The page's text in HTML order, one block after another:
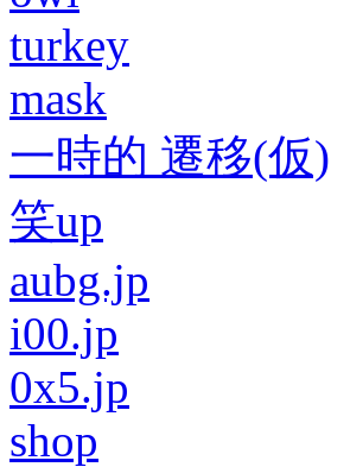
turkey
mask
一時的 遷移(仮)
笑up
aubg.jp
i00.jp
0x5.jp
shop